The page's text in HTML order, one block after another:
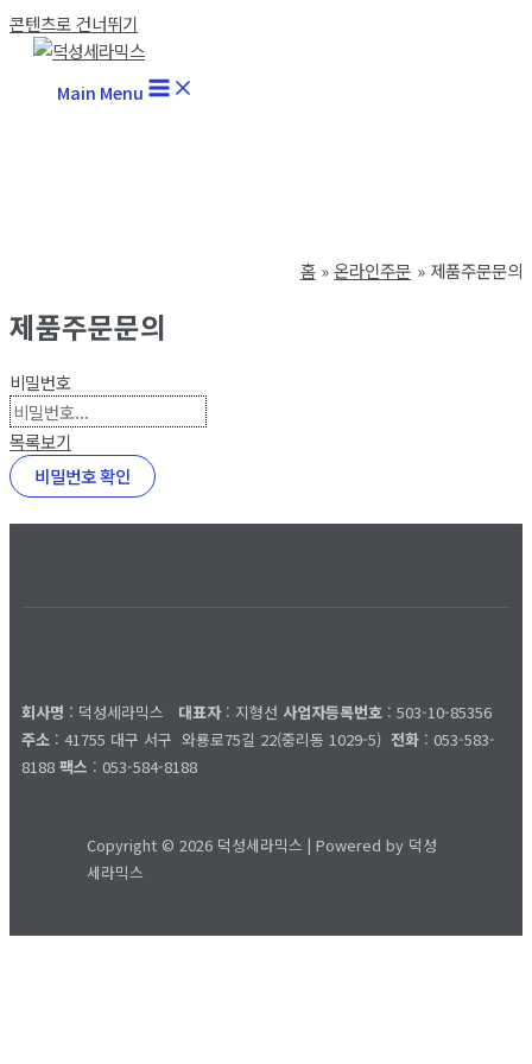
콘텐츠로 건너뛰기
Main Menu
홈 온라인주문 제품주문문의
제품주문문의
비밀번호
목록보기
비밀번호 확인
회사명 : 덕성세라믹스 대표자: 지형선 사업자등록번호 : 503-10-85356
주소 : 41755 대구 서구 와룡로75길 22(중리동 1029-5) 전화 : 053-583-
8188 팩스 : 053-584-8188
Copyright © 2026 덕성세라믹스 | Powered by 덕성
세라믹스